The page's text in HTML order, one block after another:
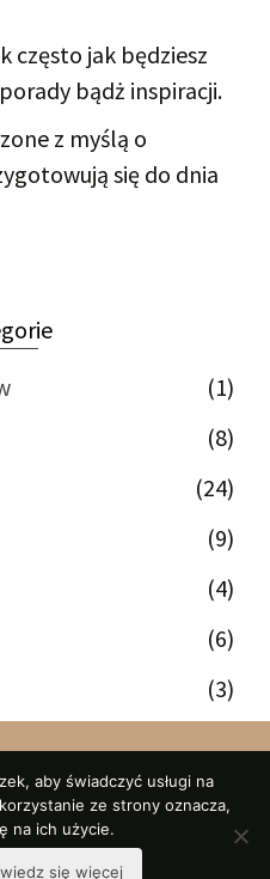
często jak będziesz
bądż inspiracji.
z myślą o
się do dnia
(1)
(8)
(24)
(9)
(4)
(6)
(3)
Karwowska-Zając
aby świadczyć usługi na
ze strony oznacza,
na ich użycie.
się więcej